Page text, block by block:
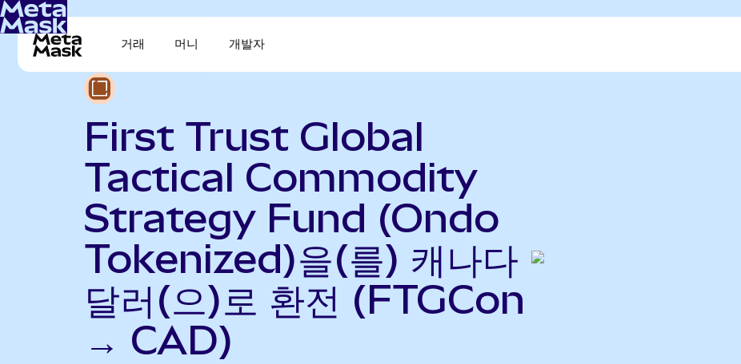
거래 머니 개발자
First Trust Global
Tactical Commodity
Strategy Fund (Ondo
Tokenized)을(를) 캐나다
달러(으)로 환전 (FTGCon
→ CAD)